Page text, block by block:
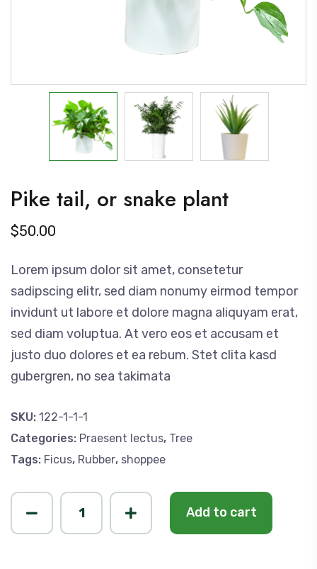
Pike tail, or snake plant
$50.00
Lorem ipsum dolor sit amet, consetetur
sadipscing elitr, sed diam nonumy eirmod tempor
invidunt ut labore et dolore magna aliquyam erat,
sed diam voluptua. At vero eos et accusam et
justo duo dolores et ea rebum. Stet clita kasd
gubergren, no sea takimata
SKU: 122-1-1-1
Categories: Praesent lectus, Tree
Tags: Ficus, Rubber, shoppee
Add to cart